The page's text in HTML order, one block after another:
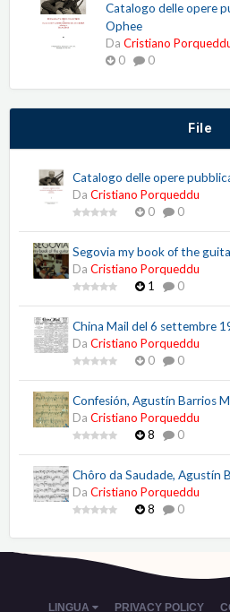
Catalogo delle opere
Ophee
Da Cristiano
0
0
File
Catalogo delle opere
Da Cristiano Porqueddu
0
0
Segovia my book of the
Da Cristiano Porqueddu
1
0
China Mail del 6 settembre
Da Cristiano Porqueddu
0
0
Confesión, Agustín Barrios
Da Cristiano Porqueddu
8
0
Chôro da Saudade, Agustín
Da Cristiano Porqueddu
8
0
LINGUA PRIVACY POLICY